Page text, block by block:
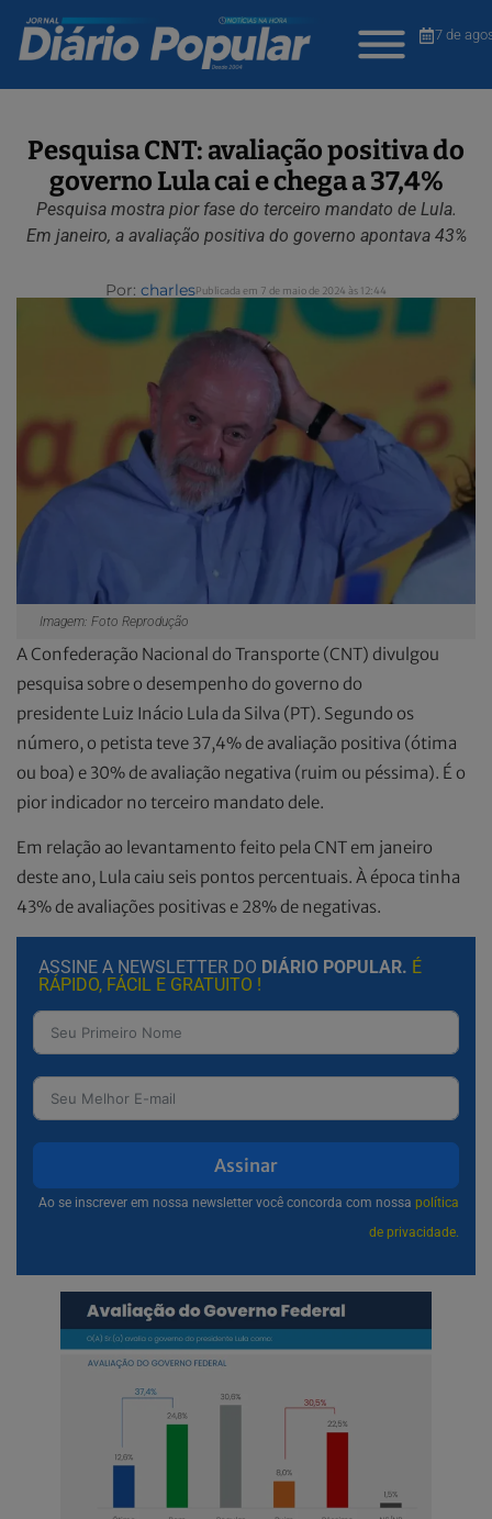
7 de
Pesquisa CNT: avaliação positiva do
governo Lula cai e chega a 37,4%
Pesquisa mostra pior fase do terceiro mandato de Lula.
Em janeiro, a avaliação positiva do governo apontava 43%
Por: charlesPublicada em 7 de maio de 2024 às 12:44
Imagem: Foto Reprodução
A Confederação Nacional do Transporte (CNT) divulgou
pesquisa sobre o desempenho do governo do
presidente Luiz Inácio Lula da Silva (PT). Segundo os
número, o petista teve 37,4% de avaliação positiva (ótima
ou boa) e 30% de avaliação negativa (ruim ou péssima). É o
pior indicador no terceiro mandato dele.
Em relação ao levantamento feito pela CNT em janeiro
deste ano, Lula caiu seis pontos percentuais. À época tinha
43% de avaliações positivas e 28% de negativas.
ASSINE A NEWSLETTER DO DIÁRIO POPULAR. É
RÁPIDO, FÁCIL E GRATUITO !
Assinar
Ao se inscrever em nossa newsletter você concorda com nossa política
de privacidade.